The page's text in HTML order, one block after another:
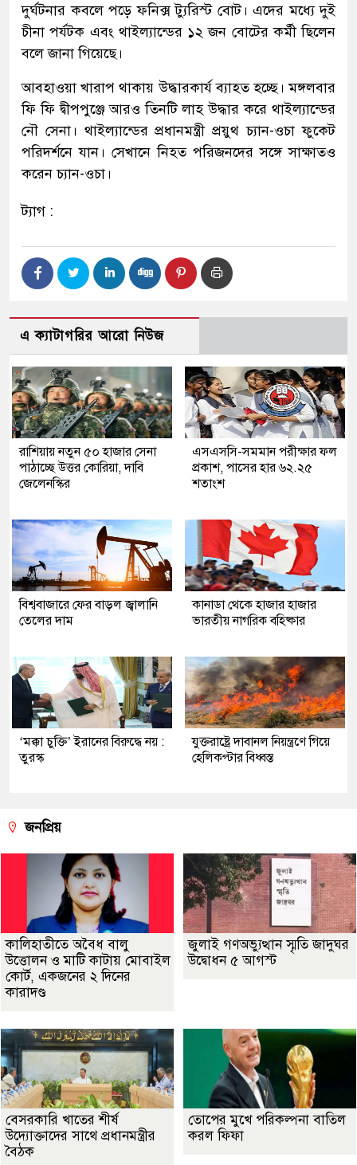
দুর্ঘটনার কবলে পড়ে ফনিক্স ট্যুরিস্ট বোট। এদের মধ্যে দুই
চীনা পর্যটক এবং থাইল্যান্ডের ১২ জন বোটের কর্মী ছিলেন
বলে জানা গিয়েছে।
আবহাওয়া খারাপ থাকায় উদ্ধারকার্য ব্যাহত হচ্ছে। মঙ্গলবার
ফি ফি দ্বীপপুঞ্জে আরও তিনটি লাহ উদ্ধার করে থাইল্যান্ডের
নৌ সেনা। থাইল্যান্ডের প্রধানমন্ত্রী প্রয়ুথ চ্যান-ওচা ফুকেট
পরিদর্শনে যান। সেখানে নিহত পরিজনদের সঙ্গে সাক্ষাতও
করেন চ্যান-ওচা।
ট্যাগ :
এ ক্যাটাগরির আরো নিউজ
রাশিয়ায় নতুন ৫০ হাজার সেনা
পাঠাচ্ছে উত্তর কোরিয়া, দাবি
জেলেনস্কির
এসএসসি-সমমান পরীক্ষার ফল
প্রকাশ, পাসের হার ৬২.২৫
শতাংশ
বিশ্ববাজারে ফের বাড়ল জ্বালানি
তেলের দাম
কানাডা থেকে হাজার হাজার
ভারতীয় নাগরিক বহিষ্কার
‘মক্কা চুক্তি’ ইরানের বিরুদ্ধে নয় :
তুরস্ক
যুক্তরাষ্ট্রে দাবানল নিয়ন্ত্রণে গিয়ে
হেলিকপ্টার বিধ্বস্ত
জনপ্রিয়
কালিহাতীতে অবৈধ বালু
উত্তোলন ও মাটি কাটায় মোবাইল
কোর্ট, একজনের ২ দিনের
কারাদণ্ড
জুলাই গণঅভ্যুত্থান স্মৃতি জাদুঘর
উদ্বোধন ৫ আগস্ট
বেসরকারি খাতের শীর্ষ
উদ্যোক্তাদের সাথে প্রধানমন্ত্রীর
বৈঠক
তোপের মুখে পরিকল্পনা বাতিল
করল ফিফা